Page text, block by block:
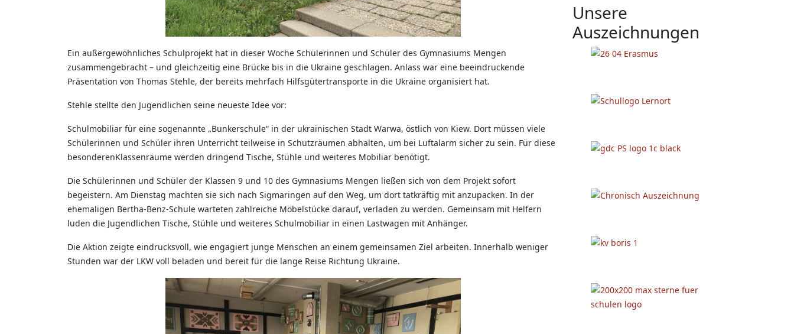
Ein außergewöhnliches Schulprojekt hat in dieser Woche Schülerinnen und Schüler des Gymnasiums Mengen
zusammengebracht – und gleichzeitig eine Brücke bis in die Ukraine geschlagen. Anlass war eine beeindruckende
Präsentation von Thomas Stehle, der bereits mehrfach Hilfsgütertransporte in die Ukraine organisiert hat.
Stehle stellte den Jugendlichen seine neueste Idee vor:
Schulmobiliar für eine sogenannte „Bunkerschule“ in der ukrainischen Stadt Warwa, östlich von Kiew. Dort müssen viele
Schülerinnen und Schüler ihren Unterricht teilweise in Schutzräumen abhalten, um bei Luftalarm sicher zu sein. Für diese
besonderenKlassenräume werden dringend Tische, Stühle und weiteres Mobiliar benötigt.
Die Schülerinnen und Schüler der Klassen 9 und 10 des Gymnasiums Mengen ließen sich von dem Projekt sofort
begeistern. Am Dienstag machten sie sich nach Sigmaringen auf den Weg, um dort tatkräftig mit anzupacken. In der
ehemaligen Bertha-Benz-Schule warteten zahlreiche Möbelstücke darauf, verladen zu werden. Gemeinsam mit Helfern
luden die Jugendlichen Tische, Stühle und weiteres Schulmobiliar in einen Lastwagen mit Anhänger.
Die Aktion zeigte eindrucksvoll, wie engagiert junge Menschen an einem gemeinsamen Ziel arbeiten. Innerhalb weniger
Stunden war der LKW voll beladen und bereit für die lange Reise Richtung Ukraine.
Unsere
Auszeichnungen